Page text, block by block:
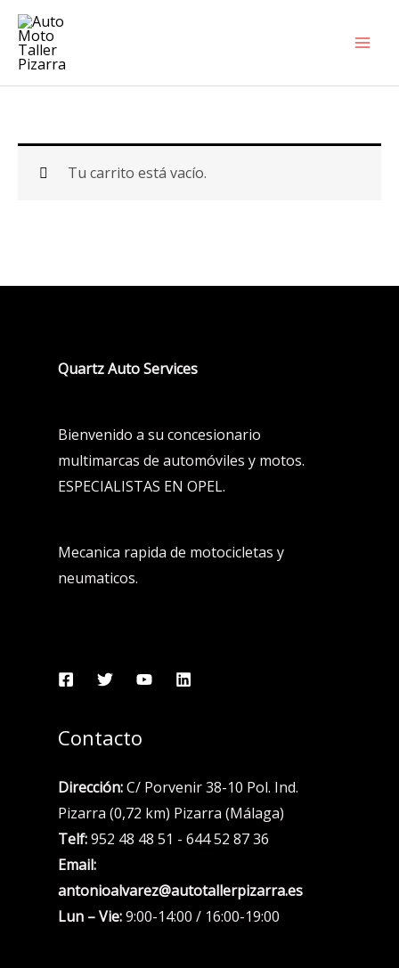
contenido
Tu carrito está vacío.
Quartz Auto Services
Bienvenido a su concesionario
multimarcas de automóviles y motos.
ESPECIALISTAS EN OPEL.
Mecanica rapida de motocicletas y
neumaticos.
Contacto
Dirección:C/ Porvenir 38-10 Pol. Ind.
Pizarra (0,72 km) Pizarra (Málaga)
Telf:952 48 48 51 - 644 52 87 36
Email:
antonioalvarez@autotallerpizarra.es
Lun – Vie:9:00-14:00 / 16:00-19:00